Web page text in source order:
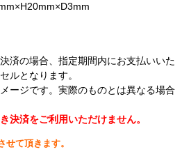
済の場合、指定期間内にお支払いいた
ルとなります。
ージです。実際のものとは異なる場合
決済をご利用いただけません。
せて頂きます。